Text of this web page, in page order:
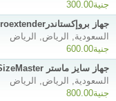
جنية300.00
جهاز بروإكستاندرProextender
السعودية, الرياض, الرياض
جنية600.00
جهاز سايز ماستر SizeMaster
السعودية, الرياض, الرياض
جنية800.00